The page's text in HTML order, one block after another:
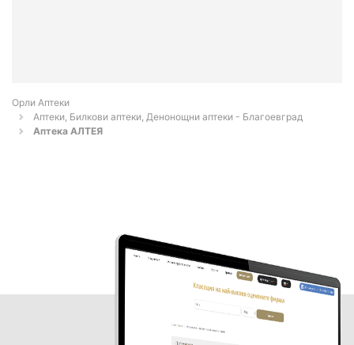
Орли Аптеки
Аптеки, Билкови аптеки, Денонощни аптеки - Благоевград
Аптека АЛТЕЯ